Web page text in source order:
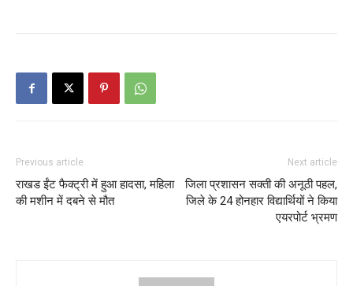
Previous article
राखड ईंट फैक्ट्री में हुआ हादसा, महिला
की मशीन में दबने से मौत
Next article
जिला प्रशासन सक्ती की अनूठी पहल,
जिले के 24 होनहार विद्यार्थियों ने किया
एयरपोर्ट भ्रमण